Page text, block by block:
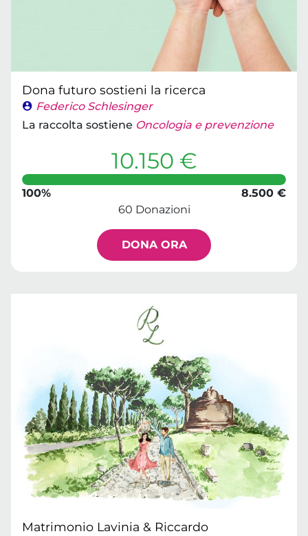
Dona futuro sostieni la ricerca
Federico Schlesinger
La raccolta sostiene Oncologia e prevenzione
10.150 €
100%
8.500 €
60 Donazioni
DONA ORA
Matrimonio Lavinia & Riccardo